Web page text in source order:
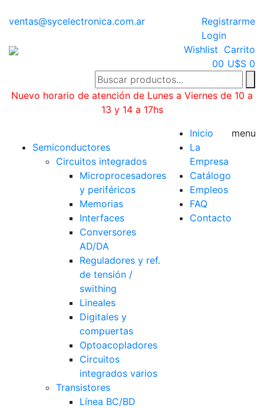
ventas@sycelectronica.com.ar
Registrarme
Login
Wishlist
00
Carrito
U$S 0
Nuevo horario de atención de Lunes a Viernes de 10 a
13 y 14 a 17hs
Semiconductores
Circuitos integrados
Microprocesadores
y periféricos
Memorias
Interfaces
Conversores
AD/DA
Reguladores y ref.
de tensión /
swithing
Lineales
Digitales y
compuertas
Optoacopladores
Circuitos
integrados varios
Transistores
Línea BC/BD
Inicio
La
Empresa
Catálogo
Empleos
FAQ
Contacto
menu